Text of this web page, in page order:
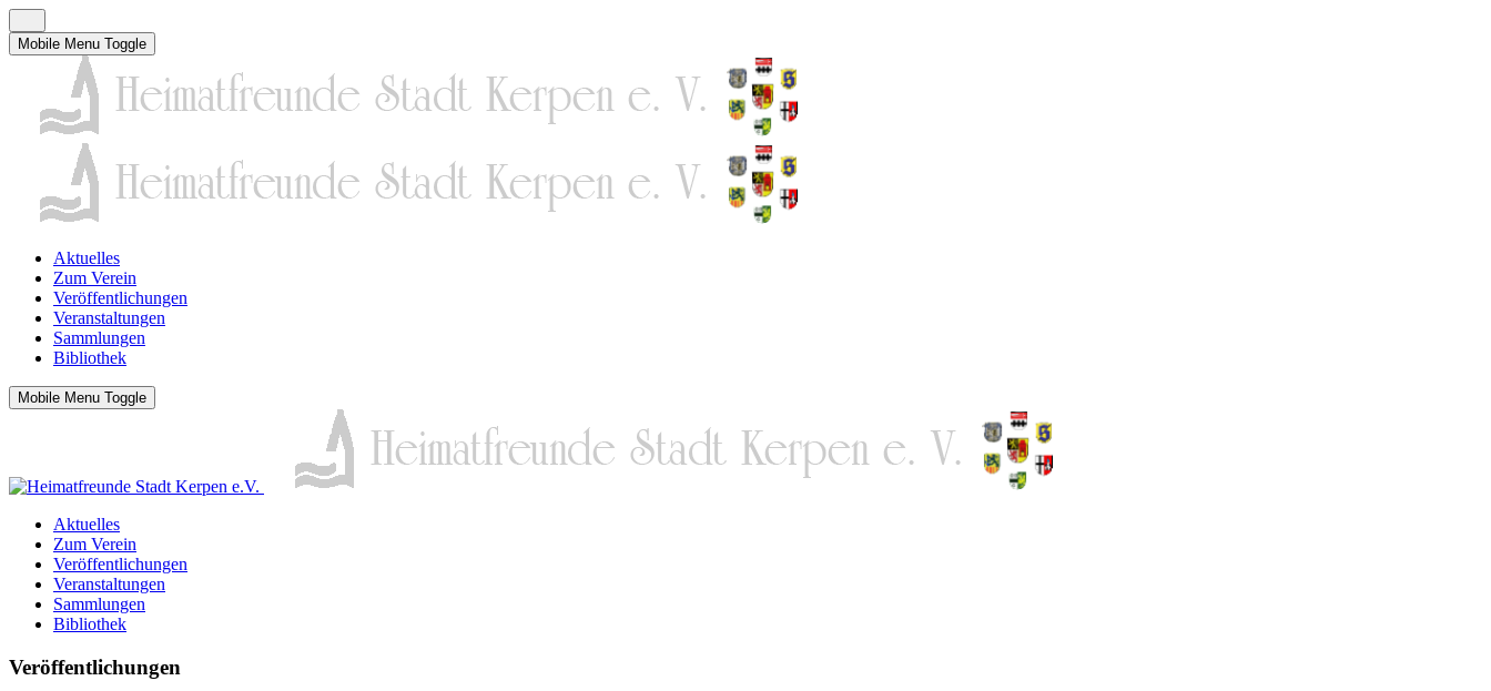
Mobile Menu Toggle
Aktuelles
Zum Verein
Veröffentlichungen
Veranstaltungen
Sammlungen
Bibliothek
Mobile Menu Toggle
Aktuelles
Zum Verein
Veröffentlichungen
Veranstaltungen
Sammlungen
Bibliothek
Veröffentlichungen